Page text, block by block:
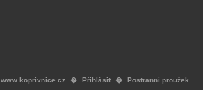
www.koprivnice.cz � Přihlásit � Postranní proužek